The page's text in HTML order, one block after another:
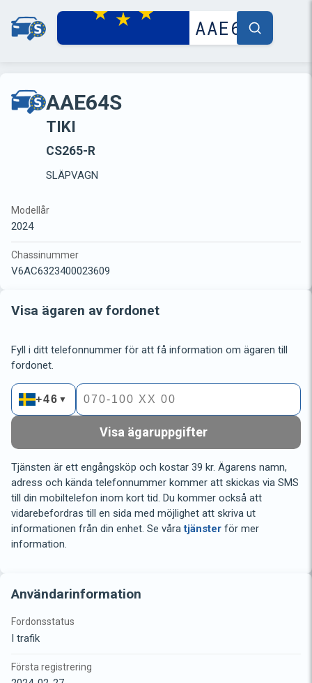
AAE64S
TIKI
CS265-R
SLÄPVAGN
Modellår
2024
Chassinummer
V6AC6323400023609
Visa ägaren av fordonet
Fyll i ditt telefonnummer för att få information om ägaren till
fordonet.
+46 ▼
Visa ägaruppgifter
Tjänsten är ett engångsköp och kostar 39 kr. Ägarens namn,
adress och kända telefonnummer kommer att skickas via SMS
till din mobiltelefon inom kort tid. Du kommer också att
vidarebefordras till en sida med möjlighet att skriva ut
informationen från din enhet. Se våratjänster för mer
information.
Användarinformation
Fordonsstatus
I trafik
Första registrering